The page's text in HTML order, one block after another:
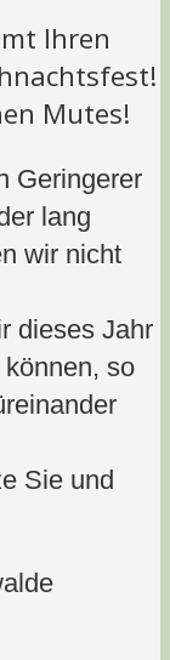
Ihren
Mutes!
Geringerer
lang
wir nicht
dieses Jahr
so
Sie und